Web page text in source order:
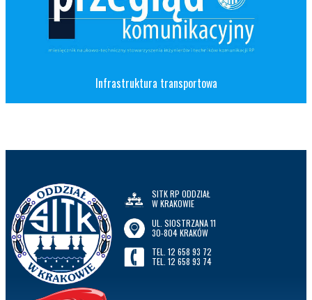
Infrastruktura transportowa
SITK RP ODDZIAŁ
W KRAKOWIE
UL. SIOSTRZANA 11
30-804 KRAKÓW
TEL. 12 658 93 72
TEL. 12 658 93 74